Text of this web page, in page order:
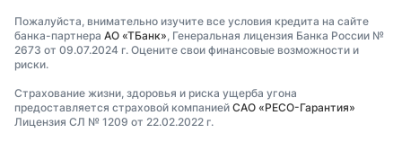
Пожалуйста, внимательно изучите все условия кредита на сайте
банка-партнера АО «ТБанк» , Генеральная лицензия Банка России №
2673 от 09.07.2024 г. Оцените свои финансовые возможности и
риски.
Страхование жизни, здоровья и риска ущерба угона
предоставляется страховой компанией САО «РЕСО-Гарантия»
Лицензия СЛ № 1209 от 22.02.2022 г.